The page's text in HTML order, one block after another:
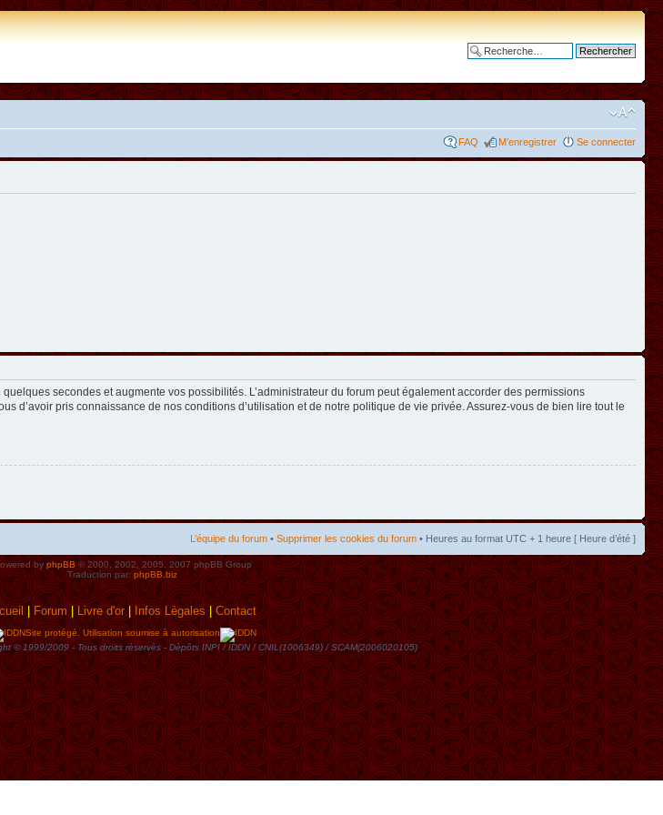
FAQ M’enregistrer Se connecter
secondes et augmente vos possibilités. L’administrateur du forum peut également accorder des permissions
d’avoir pris connaissance de nos conditions d’utilisation et de notre politique de vie privée. Assurez-vous de bien lire tout le
L’équipe du forum • Supprimer les cookies du forum • Heures au format UTC + 1 heure [ Heure d’été ]
byphpBB© 2000, 2002, 2005, 2007 phpBB Group
Traduction par:phpBB.biz
| Forum|Livre d'or|Infos Lègales|Contact
Site protégé. Utilisation soumise à autorisation
© 1999/2009 - Tous droits rèservès - Dèpôts INPI / IDDN / CNIL(1006349) / SCAM(2006020105)